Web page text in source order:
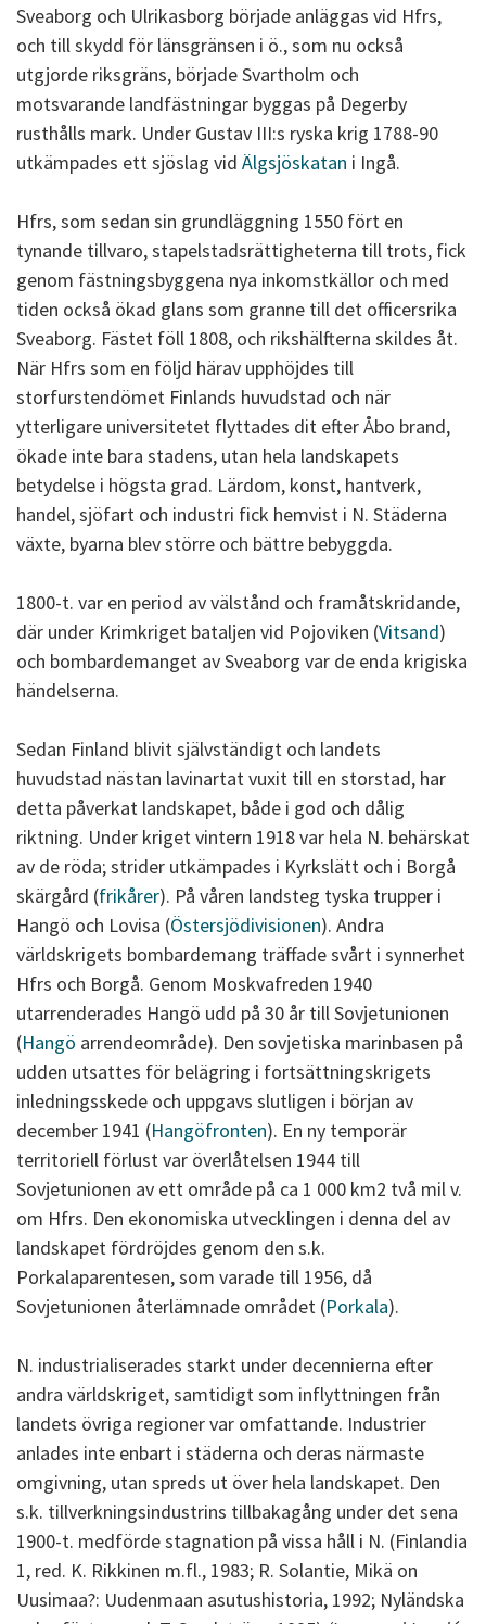
Sveaborg och Ulrikasborg började anläggas vid Hfrs,
och till skydd för länsgränsen i ö., som nu också
utgjorde riksgräns, började Svartholm och
motsvarande landfästningar byggas på Degerby
rusthålls mark. Under Gustav III:s ryska krig 1788-90
utkämpades ett sjöslag vid Älgsjöskatan i Ingå.
Hfrs, som sedan sin grundläggning 1550 fört en
tynande tillvaro, stapelstadsrättigheterna till trots, fick
genom fästningsbyggena nya inkomstkällor och med
tiden också ökad glans som granne till det officersrika
Sveaborg. Fästet föll 1808, och rikshälfterna skildes åt.
När Hfrs som en följd härav upphöjdes till
storfurstendömet Finlands huvudstad och när
ytterligare universitetet flyttades dit efter Åbo brand,
ökade inte bara stadens, utan hela landskapets
betydelse i högsta grad. Lärdom, konst, hantverk,
handel, sjöfart och industri fick hemvist i N. Städerna
växte, byarna blev större och bättre bebyggda.
1800-t. var en period av välstånd och framåtskridande,
där under Krimkriget bataljen vid Pojoviken (Vitsand)
och bombardemanget av Sveaborg var de enda krigiska
händelserna.
Sedan Finland blivit självständigt och landets
huvudstad nästan lavinartat vuxit till en storstad, har
detta påverkat landskapet, både i god och dålig
riktning. Under kriget vintern 1918 var hela N. behärskat
av de röda; strider utkämpades i Kyrkslätt och i Borgå
skärgård (frikårer). På våren landsteg tyska trupper i
Hangö och Lovisa (Östersjödivisionen). Andra
världskrigets bombardemang träffade svårt i synnerhet
Hfrs och Borgå. Genom Moskvafreden 1940
utarrenderades Hangö udd på 30 år till Sovjetunionen
(Hangö arrendeområde). Den sovjetiska marinbasen på
udden utsattes för belägring i fortsättningskrigets
inledningsskede och uppgavs slutligen i början av
december 1941 (Hangöfronten). En ny temporär
territoriell förlust var överlåtelsen 1944 till
Sovjetunionen av ett område på ca 1 000 km2 två mil v.
om Hfrs. Den ekonomiska utvecklingen i denna del av
landskapet fördröjdes genom den s.k.
Porkalaparentesen, som varade till 1956, då
Sovjetunionen återlämnade området (Porkala).
N. industrialiserades starkt under decennierna efter
andra världskriget, samtidigt som inflyttningen från
landets övriga regioner var omfattande. Industrier
anlades inte enbart i städerna och deras närmaste
omgivning, utan spreds ut över hela landskapet. Den
s.k. tillverkningsindustrins tillbakagång under det sena
1900-t. medförde stagnation på vissa håll i N. (Finlandia
1, red. K. Rikkinen m.fl., 1983; R. Solantie, Mikä on
Uusimaa?: Uudenmaan asutushistoria, 1992; Nyländska